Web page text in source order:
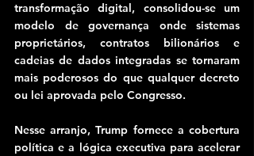
transformação digital, consolidou-se um
modelo de governança onde sistemas
proprietários, contratos bilionários e
cadeias de dados integradas se tornaram
mais poderosos do que qualquer decreto
ou lei aprovada pelo Congresso.
Nesse arranjo, Trump fornece a cobertura
política e a lógica executiva para acelerar